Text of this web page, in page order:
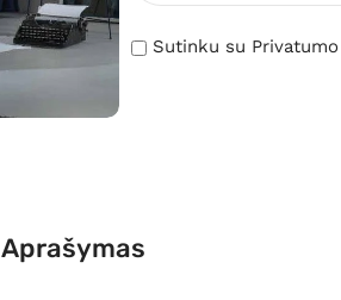
Sutinku su
Aprašymas